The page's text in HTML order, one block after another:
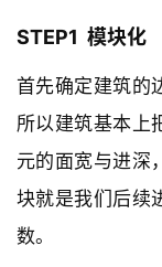
室
内
设
计
城
市
STEP1  模块化
首先确定建筑的
所以建筑基本上
元的面宽与进深
块就是我们后续
数。